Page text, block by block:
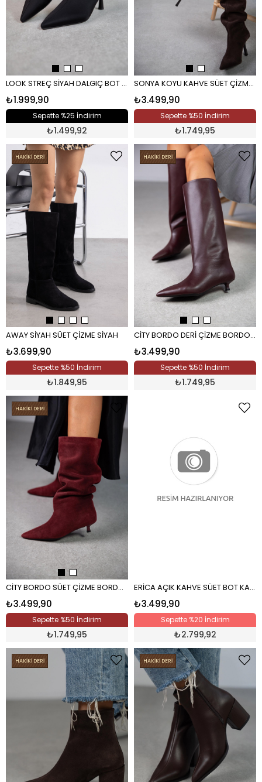
LOOK STREÇ SİYAH DALGIÇ BOT SİYAH
₺1.999,90
Sepette %25 İndirim
₺1.499,92
SONYA KOYU KAHVE SÜET ÇİZME KAHVE
₺3.499,90
Sepette %50 İndirim
₺1.749,95
AWAY SİYAH SÜET ÇİZME SİYAH
₺3.699,90
Sepette %50 İndirim
₺1.849,95
HAKİKİ DERİ
CİTY BORDO DERİ ÇİZME BORDO RUGAN
₺3.499,90
Sepette %50 İndirim
₺1.749,95
HAKİKİ DERİ
CİTY BORDO SÜET ÇİZME BORDO RUGAN
₺3.499,90
Sepette %50 İndirim
₺1.749,95
HAKİKİ DERİ
ERİCA AÇIK KAHVE SÜET BOT KAHVE
₺3.499,90
Sepette %20 İndirim
₺2.799,92
HAKİKİ DERİ HAKİKİ DERİ